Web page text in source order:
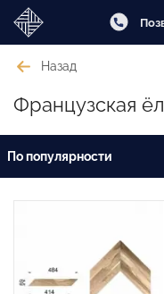
Назад
Французская
По популярности